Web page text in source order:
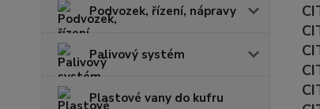
Podvozek, řízení, nápravy
Palivový systém
Plastové vany do kufru